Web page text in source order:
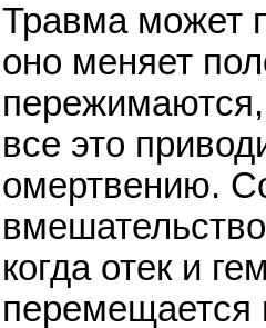
Травма может
оно меняет
все это
омертвению.
когда отек и
перемещается